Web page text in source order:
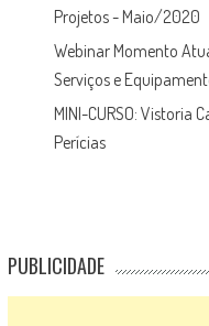
Projetos - Maio/2020
Webinar Momento
Serviços e
MINI-CURSO: Vistoria
Perícias
PUBLICIDADE